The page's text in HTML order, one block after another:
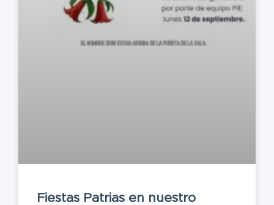
Fiestas Patrias en nuestro